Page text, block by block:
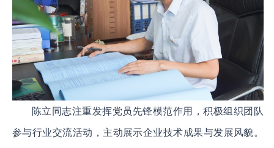
陈立同志注重发挥党员先锋模范作用，积极组织团队
参与行业交流活动，主动展示企业技术成果与发展风貌。